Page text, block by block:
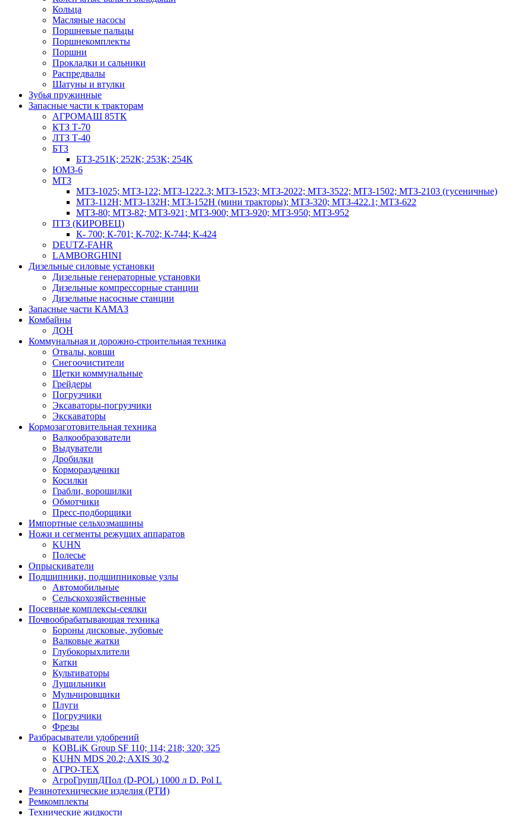
Кольца
Масляные насосы
Поршневые пальцы
Поршнекомплекты
Поршни
Прокладки и сальники
Распредвалы
Шатуны и втулки
Зубья пружинные
Запасные части к тракторам
АГРОМАШ 85ТК
КТЗ Т-70
ЛТЗ Т-40
БТЗ
БТЗ-251К; 252К; 253К; 254К
ЮМЗ-6
МТЗ
МТЗ-1025; МТЗ-122; МТЗ-1222.3; МТЗ-1523; МТЗ-2022; МТЗ-3522; МТЗ-1502; МТЗ-2103 (гусеничные)
МТЗ-112Н; МТЗ-132Н; МТЗ-152Н (мини тракторы); МТЗ-320; МТЗ-422.1; МТЗ-622
МТЗ-80; МТЗ-82; МТЗ-921; МТЗ-900; МТЗ-920; МТЗ-950; МТЗ-952
ПТЗ (КИРОВЕЦ)
К- 700; К-701; К-702; К-744; К-424
DEUTZ-FAHR
LAMBORGHINI
Дизельные силовые установки
Дизельные генераторные установки
Дизельные компрессорные станции
Дизельные насосные станции
Запасные части КАМАЗ
Комбайны
ДОН
Коммунальная и дорожно-строительная техника
Отвалы, ковши
Снегоочистители
Щетки коммунальные
Грейдеры
Погрузчики
Эксаваторы-погрузчики
Экскаваторы
Кормозаготовительная техника
Валкообразователи
Выдуватели
Дробилки
Кормораздачики
Косилки
Грабли, ворошилки
Обмотчики
Пресс-подборщики
Импортные сельхозмашины
Ножи и сегменты режущих аппаратов
KUHN
Полесье
Опрыскиватели
Подшипники, подшипниковые узлы
Автомобильные
Сельскохозяйственные
Посевные комплексы-сеялки
Почвообрабатывающая техника
Бороны дисковые, зубовые
Валковые жатки
Глубокорыхлители
Катки
Культиваторы
Лущильники
Мульчировщики
Плуги
Погрузчики
Фрезы
Разбрасыватели удобрений
KOBLiK Group SF 110; 114; 218; 320; 325
KUHN MDS 20.2; AXIS 30,2
АГРО-ТЕХ
АгроГруппДПол (D-POL) 1000 л D. Pol L
Резинотехнические изделия (РТИ)
Ремкомплекты
Технические жидкости